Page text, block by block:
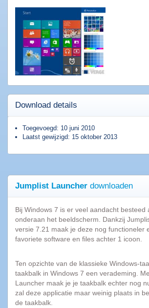
Games
Muziek
downloaden
Films
downloaden
Apps
downloaden
Populaire
software
software
Bestanden
comprimeren
Computer
Alle
software
categorieën
Download details
Toegevoegd: 10 juni 2010
Laatst gewijzigd: 15 oktober 2013
Jumplist Launcher downloaden
Bij Windows 7 is er veel aandacht besteed
onderaan het beeldscherm. Dankzij
versie 7.21 maak je deze nog functioneler
favoriete software en files achter 1 icoon.
Ten opzichte van de klassieke Windows-
taakbalk in Windows 7 een verademing.
Launcher maak je je taakbalk echter nog
zal deze applicatie maar weinig plaats in
de taakbalk.